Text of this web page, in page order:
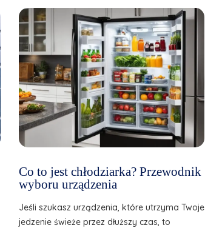
Co to jest chłodziarka? Przewodnik
wyboru urządzenia
Jeśli szukasz urządzenia, które utrzyma Twoje
jedzenie świeże przez dłuższy czas, to